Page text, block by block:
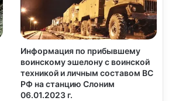
Информация по прибывшему
воинскому эшелону с воинской
техникой и личным составом ВС
РФ на станцию Слоним
06.01.2023 г.